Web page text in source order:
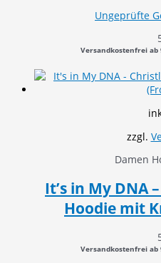
Ungeprüfte
Versandkostenfrei ab
zzgl.
Damen
It’s in My DNA
Hoodie mit
Versandkostenfrei ab